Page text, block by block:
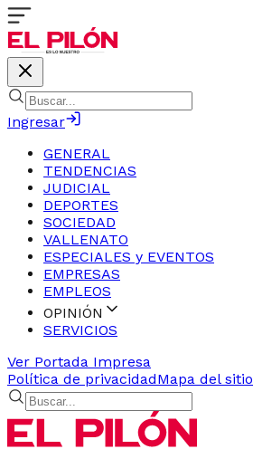
Ingresar
GENERAL
TENDENCIAS
JUDICIAL
DEPORTES
SOCIEDAD
VALLENATO
ESPECIALES y EVENTOS
EMPRESAS
EMPLEOS
OPINIÓN
SERVICIOS
Ver Portada Impresa
Política de privacidadMapa del sitio